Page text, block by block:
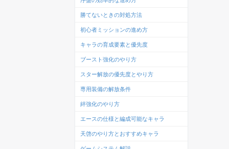
勝てないときの対処方法
初心者ミッションの進め方
キャラの育成要素と優先度
ブースト強化のやり方
スター解放の優先度とやり方
専用装備の解放条件
絆強化のやり方
エースの仕様と編成可能なキャラ
天啓のやり方とおすすめキャラ